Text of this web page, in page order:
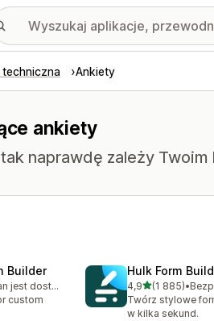
Ankiety
ankiety
naprawdę zależy
Builder
Bezpłatny plan jest dostępny
custom
Hulk Form
4,9na 5 gwiazdek
(1 885)
Łączna liczba
•
Twórz stylowe
w kilka sekund.